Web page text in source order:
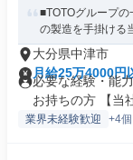
■TOTOグループ
の製造を手掛ける
大分県中津市
月給25万4000円
必要な経験・能
お持ちの方 【当
業界未経験歓迎 +4個